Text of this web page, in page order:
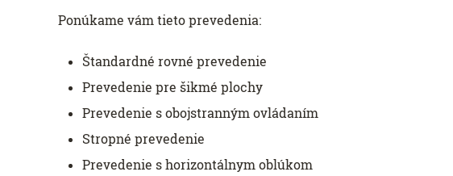
Ponúkame vám tieto prevedenia:
Štandardné rovné prevedenie
Prevedenie pre šikmé plochy
Prevedenie s obojstranným ovládaním
Stropné prevedenie
Prevedenie s horizontálnym oblúkom